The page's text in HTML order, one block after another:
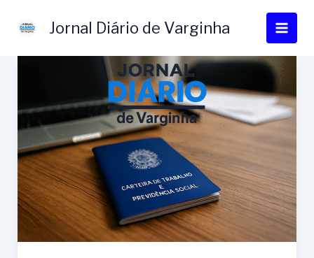
para
conteúdo
Jornal Diário de Varginha